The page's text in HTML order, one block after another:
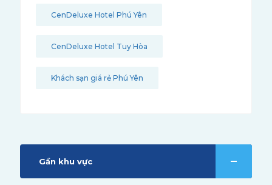
CenDeluxe Hotel Phú Yên
CenDeluxe Hotel Tuy Hòa
Khách sạn giá rẻ Phú Yên
Gần khu vực